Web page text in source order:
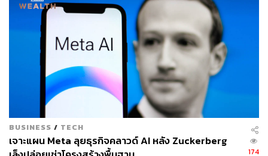
BUSINESS / TECH
เจาะแผน Meta ลุยธุรกิจคลาวด์ AI หลัง Zuckerberg
174